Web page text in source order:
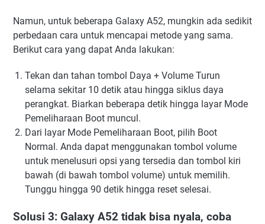
Namun, untuk beberapa Galaxy A52, mungkin ada sedikit
perbedaan cara untuk mencapai metode yang sama.
Berikut cara yang dapat Anda lakukan:
Tekan dan tahan tombol Daya + Volume Turun
selama sekitar 10 detik atau hingga siklus daya
perangkat. Biarkan beberapa detik hingga layar Mode
Pemeliharaan Boot muncul.
Dari layar Mode Pemeliharaan Boot, pilih Boot
Normal. Anda dapat menggunakan tombol volume
untuk menelusuri opsi yang tersedia dan tombol kiri
bawah (di bawah tombol volume) untuk memilih.
Tunggu hingga 90 detik hingga reset selesai.
Solusi 3: Galaxy A52 tidak bisa nyala, coba